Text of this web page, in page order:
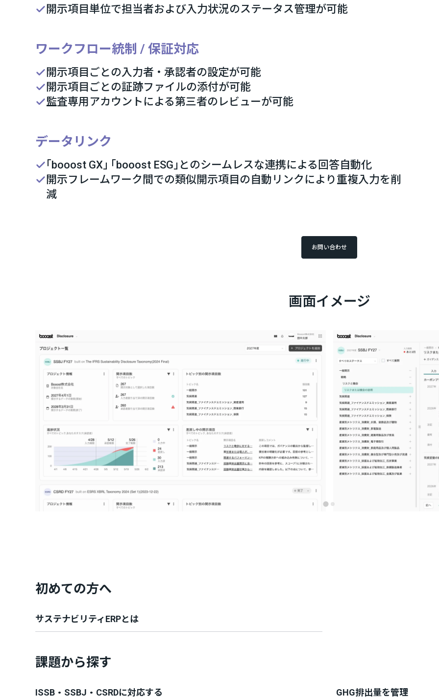
開示項目単位で担当者および入力状況のステータス管理が可能
ワークフロー統制 / 保証対応
開示項目ごとの入力者・承認者の設定が可能
開示項目ごとの証跡ファイルの添付が可能
監査専用アカウントによる第三者のレビューが可能
データリンク
｢booost GX｣ ｢booost ESG｣とのシームレスな連携による回答自動化
開示フレームワーク間での類似開示項目の自動リンクにより重複入力を削
減
お問い合わせ
画面イメージ
初めての方へ
サステナビリティERPとは
課題から探す
ISSB・SSBJ・CSRDに対応する GHG排出量を管理